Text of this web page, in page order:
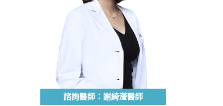
諮詢醫師：謝綺瀅醫師